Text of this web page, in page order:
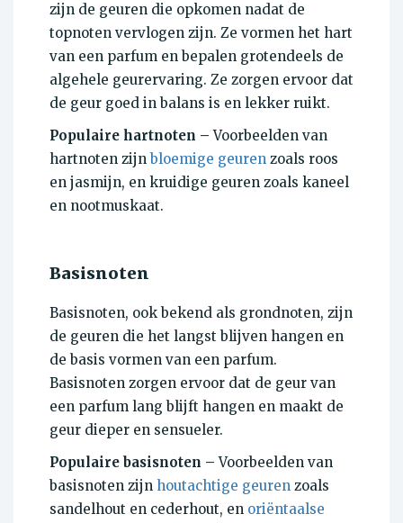
zijn de geuren die opkomen nadat de
topnoten vervlogen zijn. Ze vormen het hart
van een parfum en bepalen grotendeels de
algehele geurervaring. Ze zorgen ervoor dat
de geur goed in balans is en lekker ruikt.
Populaire hartnoten – Voorbeelden van
hartnoten zijn bloemige geuren zoals roos
en jasmijn, en kruidige geuren zoals kaneel
en nootmuskaat.
Basisnoten
Basisnoten, ook bekend als grondnoten, zijn
de geuren die het langst blijven hangen en
de basis vormen van een parfum.
Basisnoten zorgen ervoor dat de geur van
een parfum lang blijft hangen en maakt de
geur dieper en sensueler.
Populaire basisnoten – Voorbeelden van
basisnoten zijn houtachtige geuren zoals
sandelhout en cederhout, en oriëntaalse